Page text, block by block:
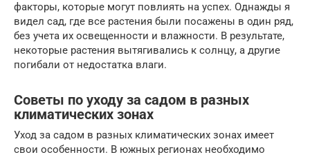
факторы, которые могут повлиять на успех. Однажды я
видел сад, где все растения были посажены в один ряд,
без учета их освещенности и влажности. В результате,
некоторые растения вытягивались к солнцу, а другие
погибали от недостатка влаги.
Советы по уходу за садом в разных
климатических зонах
Уход за садом в разных климатических зонах имеет
свои особенности. В южных регионах необходимо